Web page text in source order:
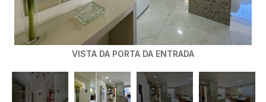
VISTA DA PORTA DA ENTRADA